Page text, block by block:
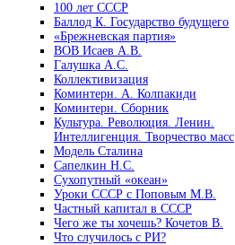
100 лет СССР
Баллод К. Государство будущего
«Брежневская партия»
ВОВ Исаев А.В.
Галушка А.С.
Коллективизация
Коминтерн. А. Колпакиди
Коминтерн. Сборник
Культура. Революция. Ленин.
Интеллигенция. Творчество масс
Модель Сталина
Сапелкин Н.С.
Сухопутный «океан»
Уроки СССР с Поповым М.В.
Частный капитал в СССР
Чего же ты хочешь? Кочетов В.
Что случилось с РИ?